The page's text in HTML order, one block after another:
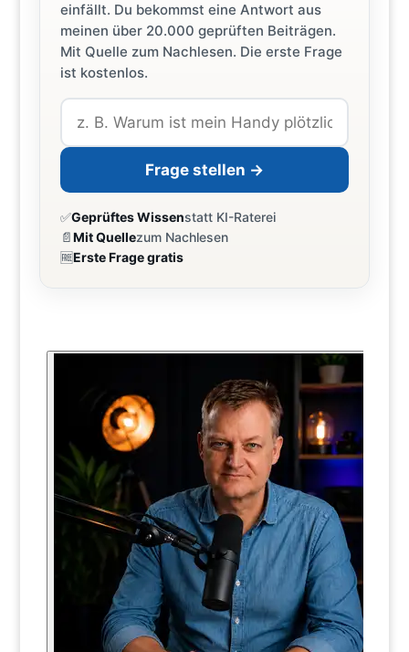
einfällt. Du bekommst eine Antwort aus
meinen über 20.000 geprüften Beiträgen.
Mit Quelle zum Nachlesen. Die erste Frage
ist kostenlos.
Frage stellen →
✅Geprüftes Wissenstatt KI-Raterei
📄Mit Quellezum Nachlesen
🆓Erste Frage gratis